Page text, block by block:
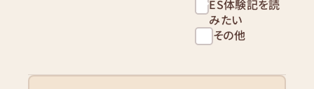
ES体験記を読
みたい
その他